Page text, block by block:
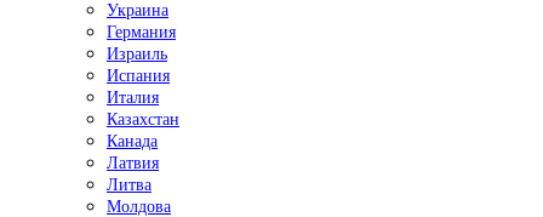
Украина
Германия
Израиль
Испания
Италия
Казахстан
Канада
Латвия
Литва
Молдова